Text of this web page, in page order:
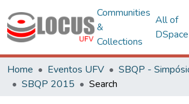
Communities
&
Collections
All of
DSpace
Home Eventos UFV
SBQP 2015
Search